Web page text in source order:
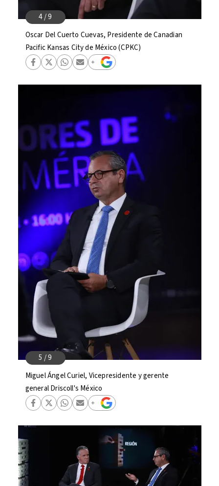
Oscar Del Cuerto Cuevas, Presidente de Canadian
Pacific Kansas City de México (CPKC)
Miguel Ángel Curiel, Vicepresidente y gerente
general Driscoll's México